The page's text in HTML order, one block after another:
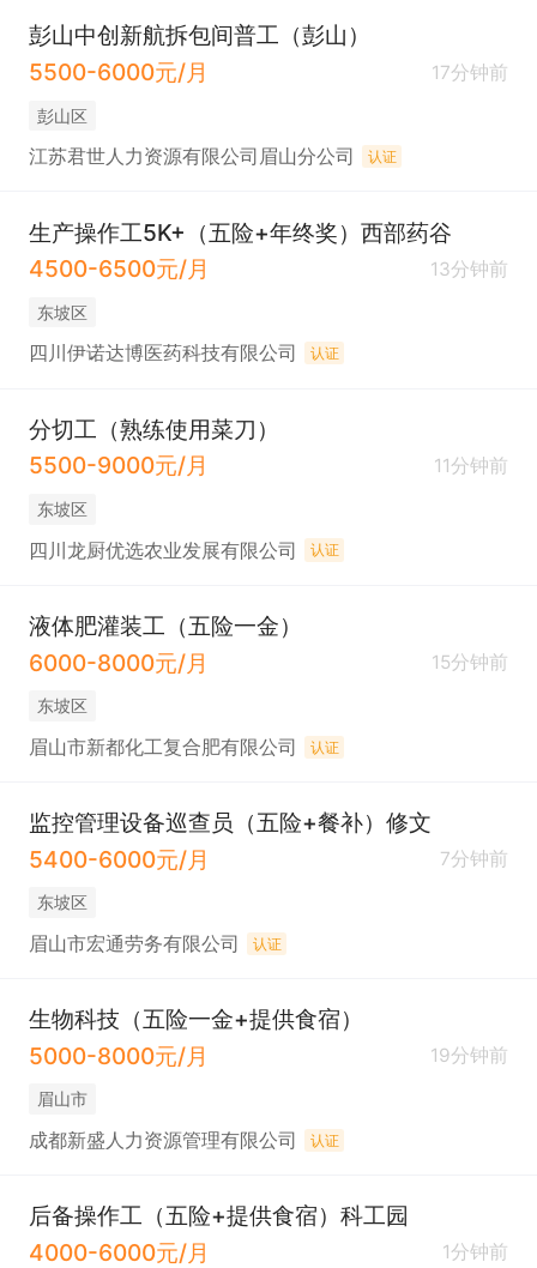
彭山中创新航拆包间普工（彭山）
5500-6000元/月
17分钟前
彭山区
江苏君世人力资源有限公司眉山分公司 认证
生产操作工5K+（五险+年终奖）西部药谷
4500-6500元/月
13分钟前
东坡区
四川伊诺达博医药科技有限公司 认证
分切工（熟练使用菜刀）
5500-9000元/月
11分钟前
东坡区
四川龙厨优选农业发展有限公司 认证
液体肥灌装工（五险一金）
6000-8000元/月
15分钟前
东坡区
眉山市新都化工复合肥有限公司 认证
监控管理设备巡查员（五险+餐补）修文
5400-6000元/月
7分钟前
东坡区
眉山市宏通劳务有限公司 认证
生物科技（五险一金+提供食宿）
5000-8000元/月
19分钟前
眉山市
成都新盛人力资源管理有限公司 认证
后备操作工（五险+提供食宿）科工园
4000-6000元/月
1分钟前